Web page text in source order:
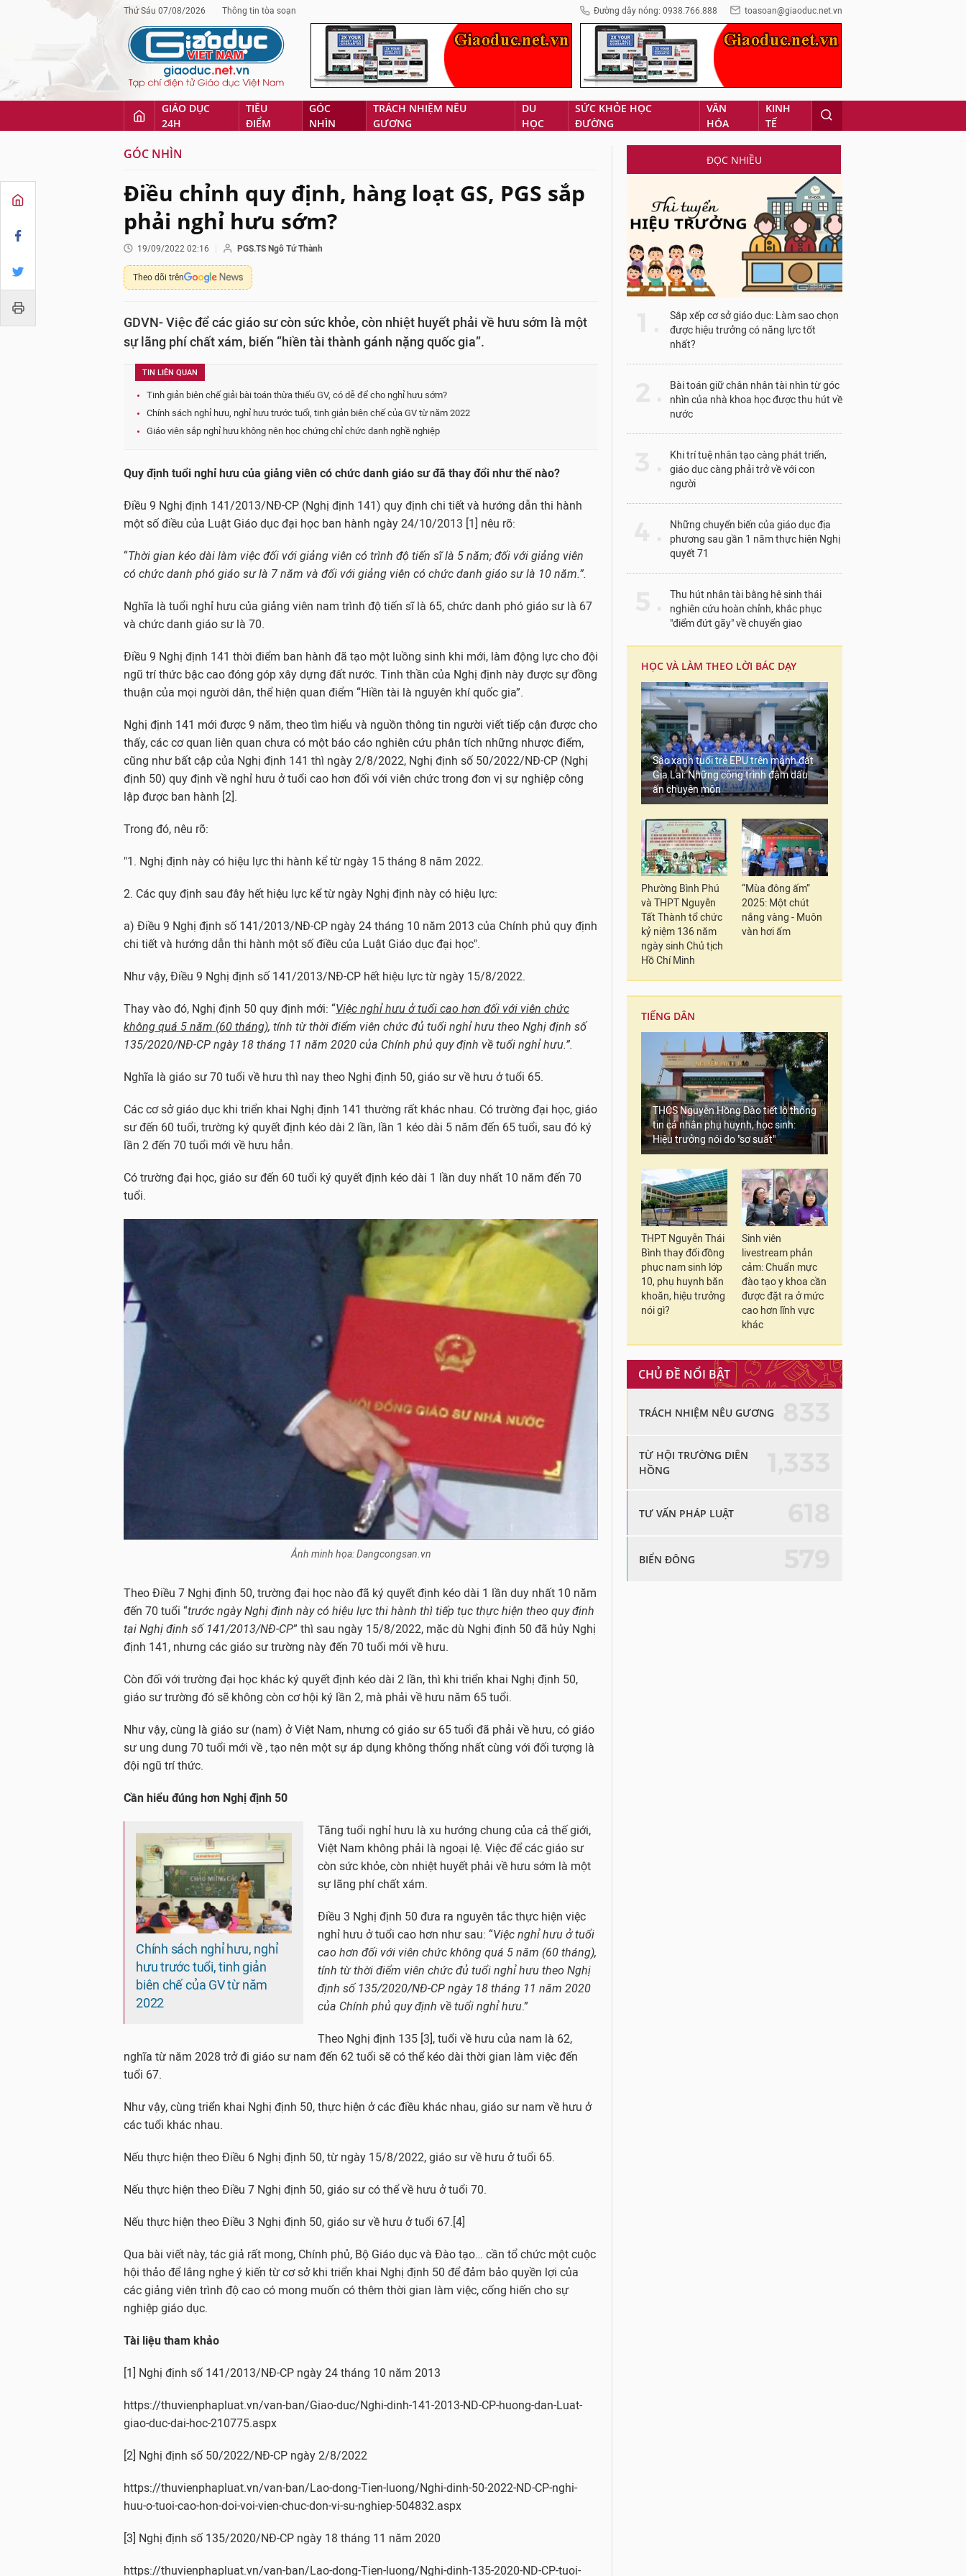
Thứ Sáu 07/08/2026 Thông tin tòa soạn Đường dây nóng: 0938.766.888 toasoan@giaoduc.net.vn
GIÁO DỤC
24H
TIÊU
ĐIỂM
GÓC
NHÌN
TRÁCH NHIỆM NÊU
GƯƠNG
DU
HỌC
SỨC KHỎE HỌC
ĐƯỜNG
VĂN
HÓA
KINH
TẾ
GÓC NHÌN
Điều chỉnh quy định, hàng loạt GS, PGS sắp
phải nghỉ hưu sớm?
19/09/2022 02:16 PGS.TS Ngô Tứ Thành
Theo dõi trên
GDVN- Việc để các giáo sư còn sức khỏe, còn nhiệt huyết phải về hưu sớm là một
sự lãng phí chất xám, biến “hiền tài thành gánh nặng quốc gia”.
TIN LIÊN QUAN
Tinh giản biên chế giải bài toán thừa thiếu GV, có dễ để cho nghỉ hưu sớm?
Chính sách nghỉ hưu, nghỉ hưu trước tuổi, tinh giản biên chế của GV từ năm 2022
Giáo viên sắp nghỉ hưu không nên học chứng chỉ chức danh nghề nghiệp
Quy định tuổi nghỉ hưu của giảng viên có chức danh giáo sư đã thay đổi như thế nào?
Điều 9 Nghị định 141/2013/NĐ-CP (Nghị định 141) quy định chi tiết và hướng dẫn thi hành
một số điều của Luật Giáo dục đại học ban hành ngày 24/10/2013 [1] nêu rõ:
“Thời gian kéo dài làm việc đối với giảng viên có trình độ tiến sĩ là 5 năm; đối với giảng viên
có chức danh phó giáo sư là 7 năm và đối với giảng viên có chức danh giáo sư là 10 năm.”.
Nghĩa là tuổi nghỉ hưu của giảng viên nam trình độ tiến sĩ là 65, chức danh phó giáo sư là 67
và chức danh giáo sư là 70.
Điều 9 Nghị định 141 thời điểm ban hành đã tạo một luồng sinh khi mới, làm động lực cho đội
ngũ trí thức bậc cao đóng góp xây dựng đất nước. Tinh thần của Nghị định này được sự đồng
thuận của mọi người dân, thể hiện quan điểm “Hiền tài là nguyên khí quốc gia”.
Nghị định 141 mới được 9 năm, theo tìm hiểu và nguồn thông tin người viết tiếp cận được cho
thấy, các cơ quan liên quan chưa có một báo cáo nghiên cứu phân tích những nhược điểm,
cũng như bất cập của Nghị định 141 thì ngày 2/8/2022, Nghị định số 50/2022/NĐ-CP (Nghị
định 50) quy định về nghỉ hưu ở tuổi cao hơn đối với viên chức trong đơn vị sự nghiệp công
lập được ban hành [2].
Trong đó, nêu rõ:
"1. Nghị định này có hiệu lực thi hành kể từ ngày 15 tháng 8 năm 2022.
2. Các quy định sau đây hết hiệu lực kể từ ngày Nghị định này có hiệu lực:
a) Điều 9 Nghị định số 141/2013/NĐ-CP ngày 24 tháng 10 năm 2013 của Chính phủ quy định
chi tiết và hướng dẫn thi hành một số điều của Luật Giáo dục đại học".
Như vậy, Điều 9 Nghị định số 141/2013/NĐ-CP hết hiệu lực từ ngày 15/8/2022.
Thay vào đó, Nghị định 50 quy định mới: “Việc nghỉ hưu ở tuổi cao hơn đối với viên chức
không quá 5 năm (60 tháng), tính từ thời điểm viên chức đủ tuổi nghỉ hưu theo Nghị định số
135/2020/NĐ-CP ngày 18 tháng 11 năm 2020 của Chính phủ quy định về tuổi nghỉ hưu.”.
Nghĩa là giáo sư 70 tuổi về hưu thì nay theo Nghị định 50, giáo sư về hưu ở tuổi 65.
Các cơ sở giáo dục khi triển khai Nghị định 141 thường rất khác nhau. Có trường đại học, giáo
sư đến 60 tuổi, trường ký quyết định kéo dài 2 lần, lần 1 kéo dài 5 năm đến 65 tuổi, sau đó ký
lần 2 đến 70 tuổi mới về hưu hẳn.
Có trường đại học, giáo sư đến 60 tuổi ký quyết định kéo dài 1 lần duy nhất 10 năm đến 70
tuổi.
Ảnh minh họa: Dangcongsan.vn
Theo Điều 7 Nghị định 50, trường đại học nào đã ký quyết định kéo dài 1 lần duy nhất 10 năm
đến 70 tuổi “trước ngày Nghị định này có hiệu lực thi hành thì tiếp tục thực hiện theo quy định
tại Nghị định số 141/2013/NĐ-CP” thì sau ngày 15/8/2022, mặc dù Nghị định 50 đã hủy Nghị
định 141, nhưng các giáo sư trường này đến 70 tuổi mới về hưu.
Còn đối với trường đại học khác ký quyết định kéo dài 2 lần, thì khi triển khai Nghị định 50,
giáo sư trường đó sẽ không còn cơ hội ký lần 2, mà phải về hưu năm 65 tuổi.
Như vậy, cùng là giáo sư (nam) ở Việt Nam, nhưng có giáo sư 65 tuổi đã phải về hưu, có giáo
sư ung dung 70 tuổi mới về , tạo nên một sự áp dụng không thống nhất cùng với đối tượng là
đội ngũ trí thức.
Cần hiểu đúng hơn Nghị định 50
Chính sách nghỉ hưu, nghỉ
hưu trước tuổi, tinh giản
biên chế của GV từ năm
2022
Tăng tuổi nghỉ hưu là xu hướng chung của cả thế giới,
Việt Nam không phải là ngoại lệ. Việc để các giáo sư
còn sức khỏe, còn nhiệt huyết phải về hưu sớm là một
sự lãng phí chất xám.
Điều 3 Nghị định 50 đưa ra nguyên tắc thực hiện việc
nghỉ hưu ở tuổi cao hơn như sau: “Việc nghỉ hưu ở tuổi
cao hơn đối với viên chức không quá 5 năm (60 tháng),
tính từ thời điểm viên chức đủ tuổi nghỉ hưu theo Nghị
định số 135/2020/NĐ-CP ngày 18 tháng 11 năm 2020
của Chính phủ quy định về tuổi nghỉ hưu.”
Theo Nghị định 135 [3], tuổi về hưu của nam là 62,
nghĩa từ năm 2028 trở đi giáo sư nam đến 62 tuổi sẽ có thể kéo dài thời gian làm việc đến
tuổi 67.
Như vậy, cùng triển khai Nghị định 50, thực hiện ở các điều khác nhau, giáo sư nam về hưu ở
các tuổi khác nhau.
Nếu thực hiện theo Điều 6 Nghị định 50, từ ngày 15/8/2022, giáo sư về hưu ở tuổi 65.
Nếu thực hiện theo Điều 7 Nghị định 50, giáo sư có thể về hưu ở tuổi 70.
Nếu thực hiện theo Điều 3 Nghị định 50, giáo sư về hưu ở tuổi 67.[4]
Qua bài viết này, tác giả rất mong, Chính phủ, Bộ Giáo dục và Đào tạo… cần tổ chức một cuộc
hội thảo để lắng nghe ý kiến từ cơ sở khi triển khai Nghị định 50 để đảm bảo quyền lợi của
các giảng viên trình độ cao có mong muốn có thêm thời gian làm việc, cống hiến cho sự
nghiệp giáo dục.
Tài liệu tham khảo
[1] Nghị định số 141/2013/NĐ-CP ngày 24 tháng 10 năm 2013
https://thuvienphapluat.vn/van-ban/Giao-duc/Nghi-dinh-141-2013-ND-CP-huong-dan-Luat-
giao-duc-dai-hoc-210775.aspx
[2] Nghị định số 50/2022/NĐ-CP ngày 2/8/2022
https://thuvienphapluat.vn/van-ban/Lao-dong-Tien-luong/Nghi-dinh-50-2022-ND-CP-nghi-
huu-o-tuoi-cao-hon-doi-voi-vien-chuc-don-vi-su-nghiep-504832.aspx
[3] Nghị định số 135/2020/NĐ-CP ngày 18 tháng 11 năm 2020
https://thuvienphapluat.vn/van-ban/Lao-dong-Tien-luong/Nghi-dinh-135-2020-ND-CP-tuoi-
ĐỌC NHIỀU
Sắp xếp cơ sở giáo dục: Làm sao chọn
được hiệu trưởng có năng lực tốt
nhất?
Bài toán giữ chân nhân tài nhìn từ góc
nhìn của nhà khoa học được thu hút về
nước
Khi trí tuệ nhân tạo càng phát triển,
giáo dục càng phải trở về với con
người
Những chuyển biến của giáo dục địa
phương sau gần 1 năm thực hiện Nghị
quyết 71
Thu hút nhân tài bằng hệ sinh thái
nghiên cứu hoàn chỉnh, khắc phục
"điểm đứt gãy" về chuyển giao
HỌC VÀ LÀM THEO LỜI BÁC DẠY
Sắc xanh tuổi trẻ EPU trên mảnh đất
Gia Lai: Những công trình đậm dấu
ấn chuyên môn
Phường Bình Phú
và THPT Nguyễn
Tất Thành tổ chức
kỷ niệm 136 năm
ngày sinh Chủ tịch
Hồ Chí Minh
“Mùa đông ấm”
2025: Một chút
nắng vàng - Muôn
vàn hơi ấm
TIẾNG DÂN
THCS Nguyễn Hồng Đào tiết lộ thông
tin cá nhân phụ huynh, học sinh:
Hiệu trưởng nói do "sơ suất"
THPT Nguyễn Thái
Bình thay đổi đồng
phục nam sinh lớp
10, phụ huynh băn
khoăn, hiệu trưởng
nói gì?
Sinh viên
livestream phản
cảm: Chuẩn mực
đào tạo y khoa cần
được đặt ra ở mức
cao hơn lĩnh vực
khác
CHỦ ĐỀ NỔI BẬT
TRÁCH NHIỆM NÊU GƯƠNG
TỪ HỘI TRƯỜNG DIÊN
HỒNG
TƯ VẤN PHÁP LUẬT
BIỂN ĐÔNG